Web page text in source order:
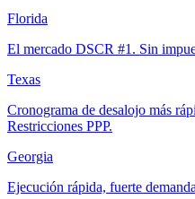
Florida
El mercado DSCR #1. Sin
Texas
Cronograma de desalojo más
Restricciones PPP.
Georgia
Ejecución rápida, fuerte